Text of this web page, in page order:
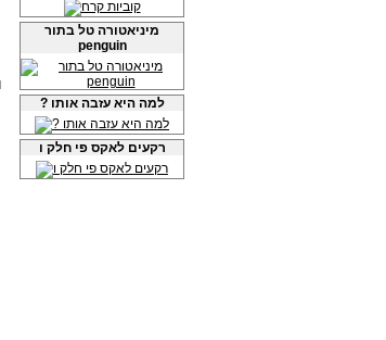
מיניאטורה טל בתור
penguin
? למה היא עזבה אותו
רקעים לאקס פי חלק ו